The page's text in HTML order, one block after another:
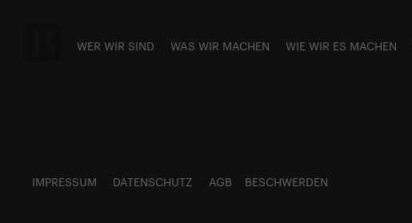
WER WIR SIND WAS WIR MACHEN WIE WIR ES MACHEN
IMPRESSUM DATENSCHUTZ AGB BESCHWERDEN